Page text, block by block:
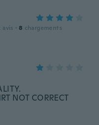
avis · 8 chargements
NOT CORRECT